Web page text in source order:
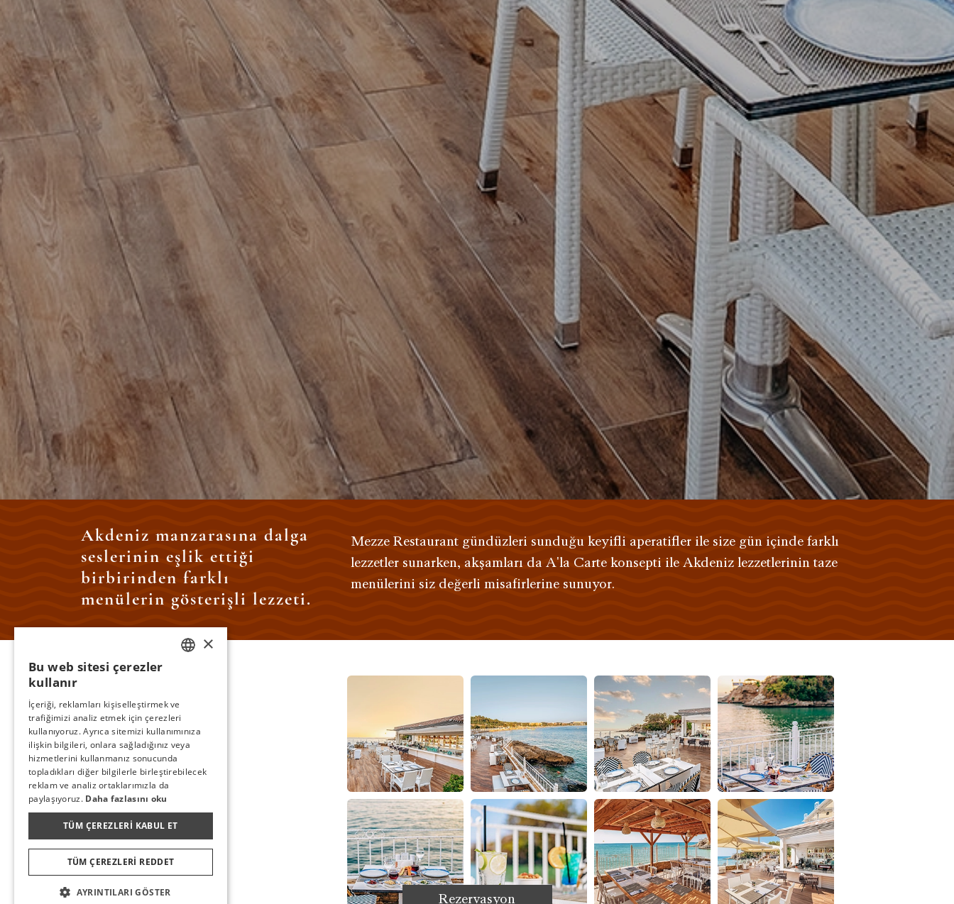
Akdeniz manzarasına dalga
seslerinin eşlik ettiği
birbirinden farklı
menülerin gösterişli lezzeti.
Mezze Restaurant gündüzleri sunduğu keyifli aperatifler ile size gün içinde farklı
lezzetler sunarken, akşamları da A'la Carte konsepti ile Akdeniz lezzetlerinin taze
menülerini siz değerli misafirlerine sunuyor.
Rezervasyon
RUSSIAN
×
Bu web sitesi çerezler
kullanır
İçeriği, reklamları kişiselleştirmek ve
trafiğimizi analiz etmek için çerezleri
kullanıyoruz. Ayrıca sitemizi kullanımınıza
ilişkin bilgileri, onlara sağladığınız veya
hizmetlerini kullanmanız sonucunda
topladıkları diğer bilgilerle birleştirebilecek
reklam ve analiz ortaklarımızla da
paylaşıyoruz. Daha fazlasını oku
TÜM ÇEREZLERI KABUL ET
TÜM ÇEREZLERI REDDET
AYRINTILARI GÖSTER